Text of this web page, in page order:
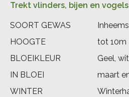
Trekt vlinders, bijen en
SOORT GEWAS
HOOGTE
tot 10m
BLOEIKLEUR
Geel, wit
IN BLOEI
maart
WINTER